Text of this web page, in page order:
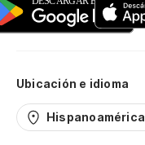
Ubicación e idioma
Hispanoamérica